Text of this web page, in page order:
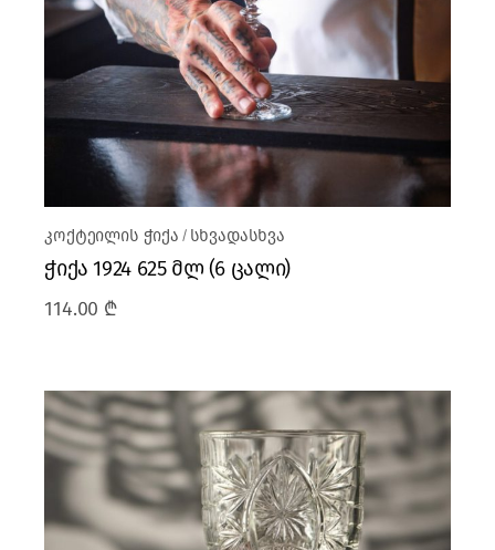
კოქტეილის ჭიქა სხვადასხვა
ჭიქა 1924 625 მლ (6 ცალი)
114.00 ₾